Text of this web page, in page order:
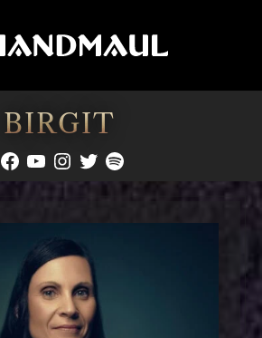
BIRGIT
Facebook
YouTube
Instagram
TwitterSpotify